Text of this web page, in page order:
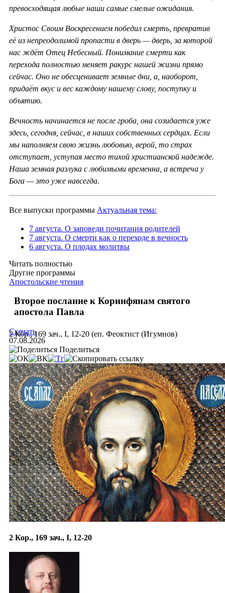
превосходящая любые наши самые смелые ожидания.
Христос Своим Воскресением победил смерть, превратив
её из непреодолимой пропасти в дверь — дверь, за которой
нас ждёт Отец Небесный. Понимание смерти как
перехода полностью меняет ракурс нашей жизни прямо
сейчас. Оно не обесценивает земные дни, а, наоборот,
придаёт вкус и вес каждому нашему слову, поступку и
объятию.
Вечность начинается не после гроба, она созидается уже
здесь, сегодня, сейчас, в наших собственных сердцах. Если
мы наполняем свою жизнь любовью, верой, то страх
отступает, уступая место тихой христианской надежде.
Наша земная разлука с любимыми временна, а встреча у
Бога — это уже навсегда.
Все выпуски программы Актуальная тема:
7 августа. О заповеди почитания родителей
7 августа. О смерти как о переходе в вечность
6 августа. О плодах молитвы
Читать полностью
Другие программы
Апостольские чтения
Второе послание к Коринфянам святого
апостола Павла
2 Кор., 169 зач., I, 12-20 (еп. Феоктист (Игумнов)
Скачать
07.08.2026
Поделиться
2 Кор., 169 зач., I, 12-20